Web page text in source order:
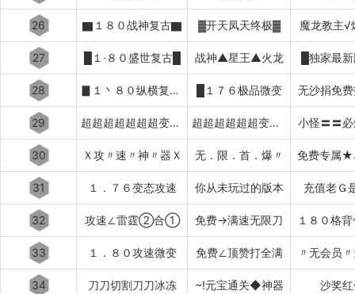
26 ▇１８０战神复古▇ ▓开天凤天终极▓ 魔龙教主√
27 █１·８０盛世复古█ 战神▲星王▲火龙 █独家最
28 ▊１丶８０纵横复古▊ █１７６极品微变 无沙捐免
29 超超超超超超超变变变变 超超超超超超变变变变变 小怪〓〓
30 Ｘ攻〃速〃神〃器Ｘ 无．限．首．爆〃 免费专属★
31 １．７６变态攻速 你从未玩过的版本 充值老Ｇ
32 攻速∠雷霆②合① 免费→满速无限刀 １８０格
33 １．８０攻速微变 免费∠顶赞打全满 〃无会员
34 刀刀切割刀刀冰冻 ~!元宝通关◆神器 沙奖